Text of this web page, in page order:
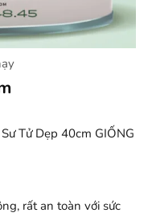
Tử Dẹp 40cm GIỐNG
rất an toàn với sức